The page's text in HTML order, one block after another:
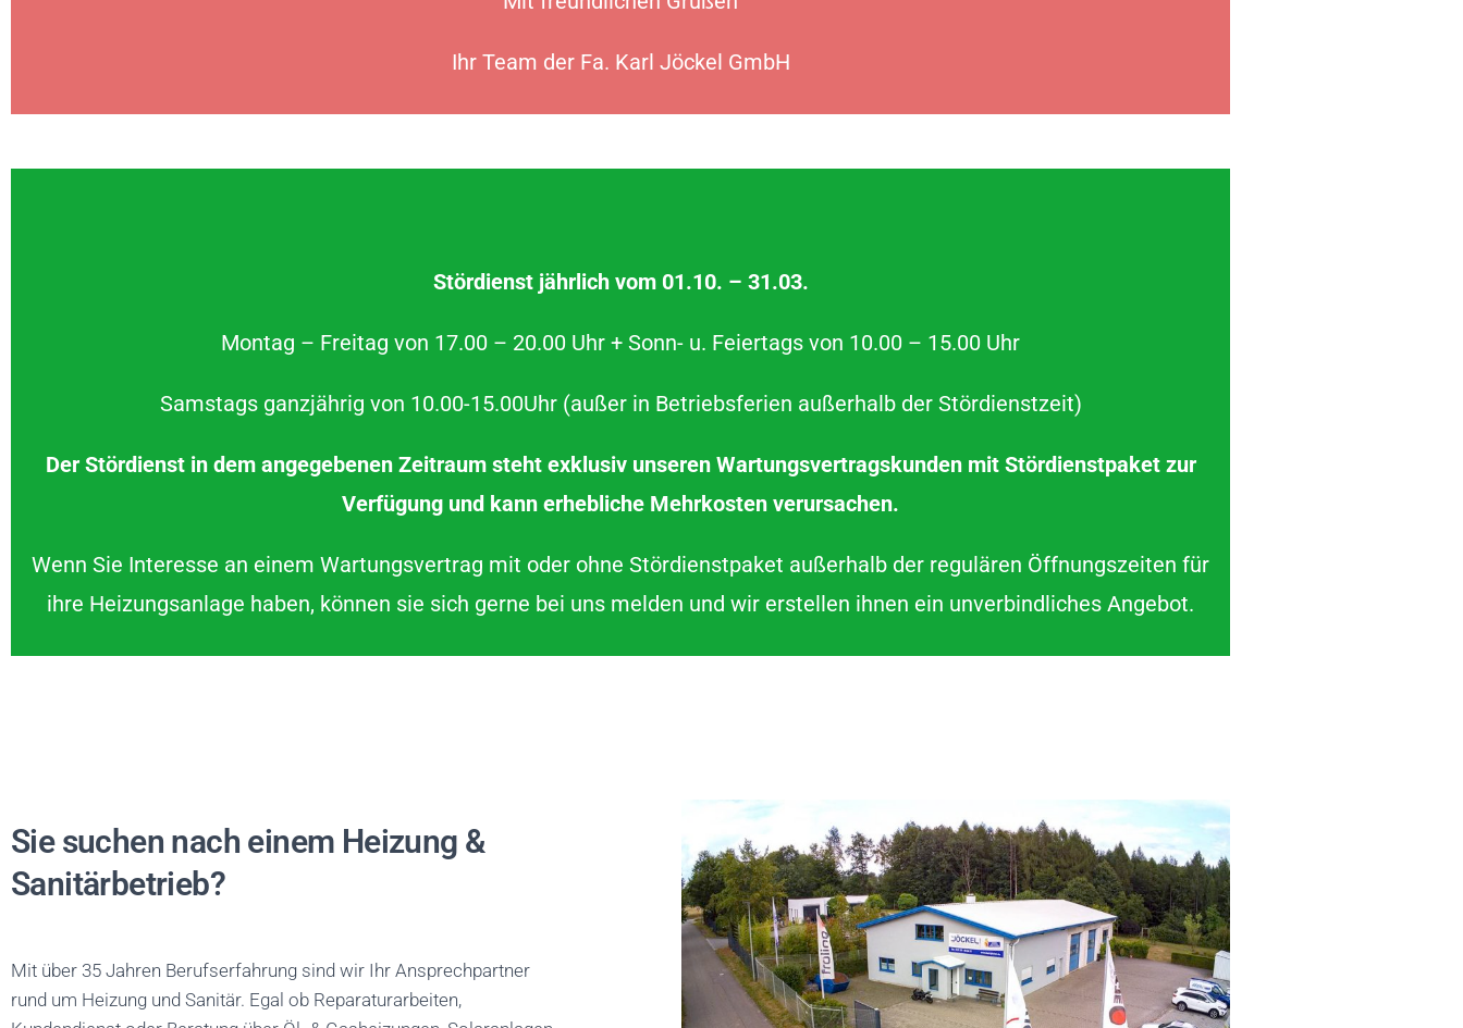
Ihr Team der Fa. Karl Jöckel GmbH
Stördienst jährlich vom 01.10. – 31.03.
Montag – Freitag von 17.00 – 20.00 Uhr + Sonn- u. Feiertags von 10.00 – 15.00 Uhr
Samstags ganzjährig von 10.00-15.00Uhr (außer in Betriebsferien außerhalb der Stördienstzeit)
Der Stördienst in dem angegebenen Zeitraum steht exklusiv unseren Wartungsvertragskunden mit Stördienstpaket zur
Verfügung und kann erhebliche Mehrkosten verursachen.
Wenn Sie Interesse an einem Wartungsvertrag mit oder ohne Stördienstpaket außerhalb der regulären Öffnungszeiten für
ihre Heizungsanlage haben, können sie sich gerne bei uns melden und wir erstellen ihnen ein unverbindliches Angebot.
Sie suchen nach einem Heizung &
Sanitärbetrieb?
Mit über 35 Jahren Berufserfahrung sind wir Ihr Ansprechpartner
rund um Heizung und Sanitär. Egal ob Reparaturarbeiten,